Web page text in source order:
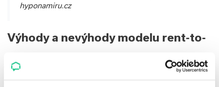
hyponamiru.cz
Výhody a nevýhody modelu rent-to-
Tento model je vhodný pro ty, kteří hledají možnost, jak